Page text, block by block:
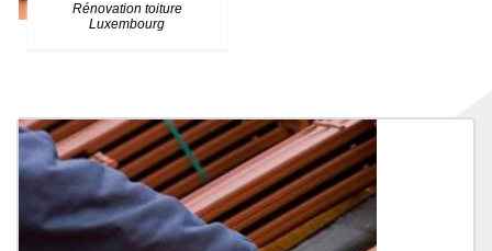
Rénovation toiture
Luxembourg